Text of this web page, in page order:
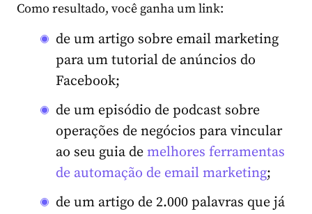
Como resultado, você ganha um link:
de um artigo sobre email marketing
para um tutorial de anúncios do
Facebook;
de um episódio de podcast sobre
operações de negócios para vincular
ao seu guia de melhores ferramentas
de automação de email marketing;
de um artigo de 2.000 palavras que já